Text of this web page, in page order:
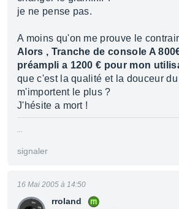
je ne pense pas.
A moins qu'on me prouve le
Alors , Tranche de console A
préampli a 1200 € pour mon
que c'est la qualité et la douceur
m'importent le plus ?
J'hésite a mort !
...
signaler
rroland
16 Mai 2005 à 14:50